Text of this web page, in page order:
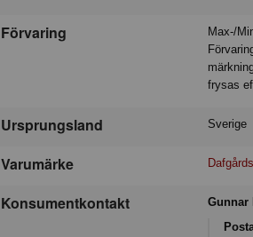
Förvaring
Max-/
frysas
Ursprungsland Sverige
Varumärke Dafgårds
Konsumentkontakt
Gunnar